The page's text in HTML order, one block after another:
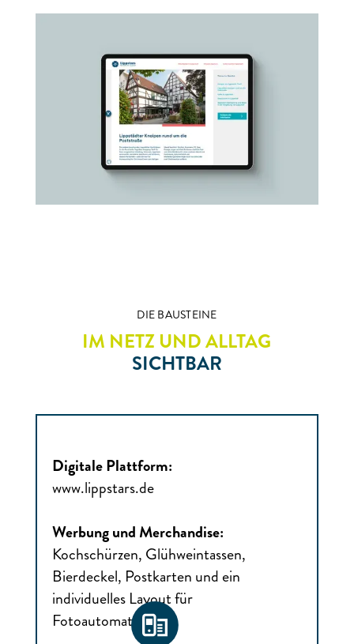
DIE BAUSTEINE
IM NETZ UND ALLTAG
SICHTBAR
Digitale Plattform:
www.lippstars.de
Werbung und Merchandise:
Kochschürzen, Glühweintassen,
Bierdeckel, Postkarten und ein
individuelles Layout für
Fotoautomaten